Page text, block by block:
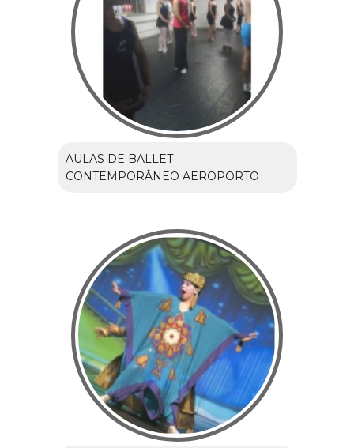
AULAS DE BALLET
CONTEMPORÂNEO AEROPORTO